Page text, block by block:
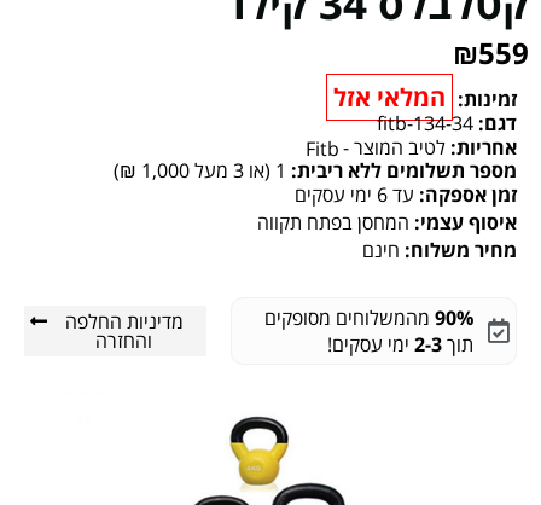
₪559
זמינות: המלאי אזל
דגם: fitb-134-34
אחריות: לטיב המוצר -Fitb
מספר תשלומים ללא ריבית: 1 (או 3 מעל 1,000 ₪)
זמן אספקה: עד 6 ימי עסקים
איסוף עצמי: המחסן בפתח תקווה
מחיר משלוח: חינם
90% מהמשלוחים מסופקים
תוך2-3 ימי עסקים!
מדיניות החלפה
והחזרה